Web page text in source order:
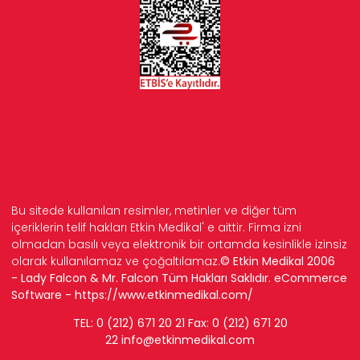
Bu sitede kullanılan resimler, metinler ve diğer tüm
içeriklerin telif hakları Etkin Medikal' e aittir. Firma izni
olmadan basılı veya elektronik bir ortamda kesinlikle izinsiz
olarak kullanılamaz ve çoğaltılamaz.© Etkin Medikal 2006
- Lady Falcon & Mr. Falcon Tüm Hakları Saklıdır. eCommerce
Software - https://www.etkinmedikal.com/
TEL: 0 (212) 671 20 21 Fax: 0 (212) 671 20
22 info@etkinmedikal.com